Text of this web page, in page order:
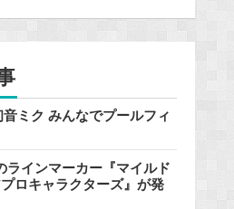
ミク みんなでプールフィ
ラインマーカー『マイルド
ロキャラクターズ』が発